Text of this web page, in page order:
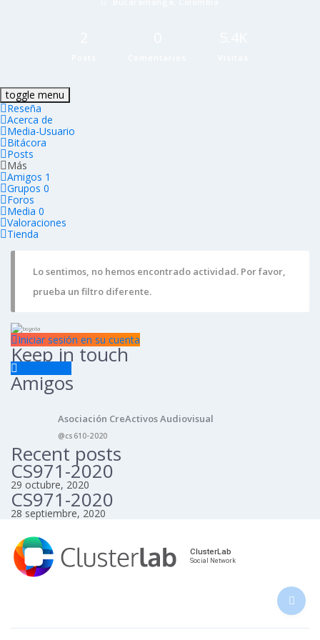
toggle menu
Reseña
Acerca de
Media-Usuario
Bitácora
Posts
Más
Amigos 1
Grupos 0
Foros
Media 0
Valoraciones
Tienda
Lo sentimos, no hemos encontrado actividad. Por favor,
prueba un filtro diferente.
Iniciar sesión en su cuenta
Keep in touch
Amigos
Asociación CreActivos Audiovisual
@cs610-2020
Recent posts
CS971-2020
29 octubre, 2020
CS971-2020
28 septiembre, 2020
ClusterLab
Social Network